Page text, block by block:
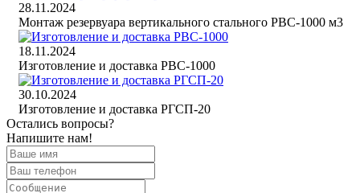
28.11.2024
Монтаж резервуара вертикального стального РВС-1000 м3
18.11.2024
Изготовление и доставка РВС-1000
30.10.2024
Изготовление и доставка РГСП-20
Остались вопросы?
Напишите нам!